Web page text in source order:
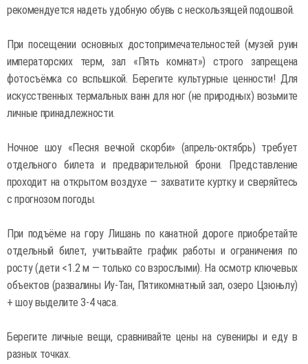
рекомендуется надеть удобную обувь с нескользящей подошвой.
При посещении основных достопримечательностей (музей руин
императорских терм, зал «Пять комнат») строго запрещена
фотосъёмка со вспышкой. Берегите культурные ценности! Для
искусственных термальных ванн для ног (не природных) возьмите
личные принадлежности.
Ночное шоу «Песня вечной скорби» (апрель-октябрь) требует
отдельного билета и предварительной брони. Представление
проходит на открытом воздухе — захватите куртку и сверяйтесь
с прогнозом погоды.
При подъёме на гору Лишань по канатной дороге приобретайте
отдельный билет, учитывайте график работы и ограничения по
росту (дети <1.2 м — только со взрослыми). На осмотр ключевых
объектов (развалины Иу-Тан, Пятикомнатный зал, озеро Цзюньлу)
+ шоу выделите 3-4 часа.
Берегите личные вещи, сравнивайте цены на сувениры и еду в
разных точках.